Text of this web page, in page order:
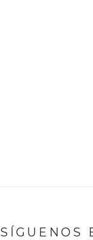
SÍGUENOS